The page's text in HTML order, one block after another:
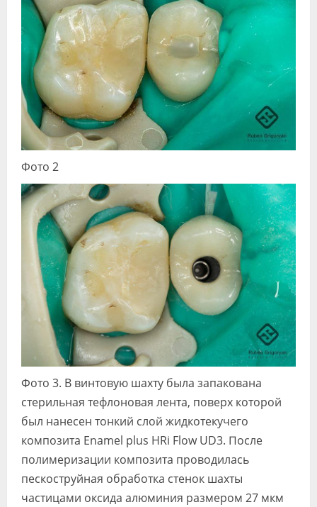
Фото 2
Фото 3. В винтовую шахту была запакована
стерильная тефлоновая лента, поверх которой
был нанесен тонкий слой жидкотекучего
композита Enamel plus HRi Flow UD3. После
полимеризации композита проводилась
пескоструйная обработка стенок шахты
частицами оксида алюминия размером 27 мкм